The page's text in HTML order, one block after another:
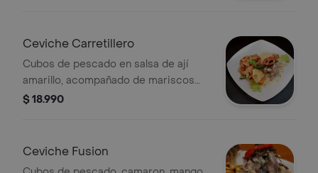
Ceviche Carretillero
Cubos de pescado en salsa de ají
amarillo, acompañado de mariscos
fritos, choclo peruano y camote.
$ 18.990
Ceviche Fusion